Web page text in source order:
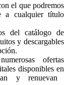
el que podremos
a cualquier título
del catálogo de
y descargables
ofertas
disponibles en
y renuevan